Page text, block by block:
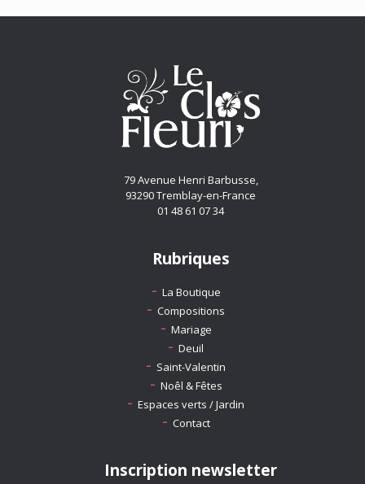
79 Avenue Henri Barbusse,
93290 Tremblay-en-France
01 48 61 07 34
Rubriques
La Boutique
Compositions
Mariage
Deuil
Saint-Valentin
Noêl & Fêtes
Espaces verts / Jardin
Contact
Inscription newsletter